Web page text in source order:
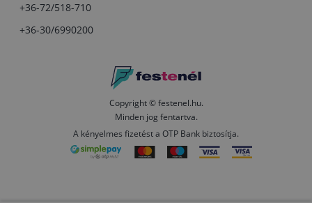
+36-72/518-710
+36-30/6990200
Copyright © festenel.hu.
Minden jog fentartva.
A kényelmes fizetést a OTP Bank biztosítja.